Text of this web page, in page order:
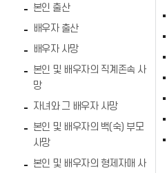
본인 출산
배우자 출산
배우자 사망
본인 및 배우자의 직계존속 사
망
자녀와 그 배우자 사망
본인 및 배우자의 백(숙) 부모
사망
본인 및 배우자의 형제자매 사